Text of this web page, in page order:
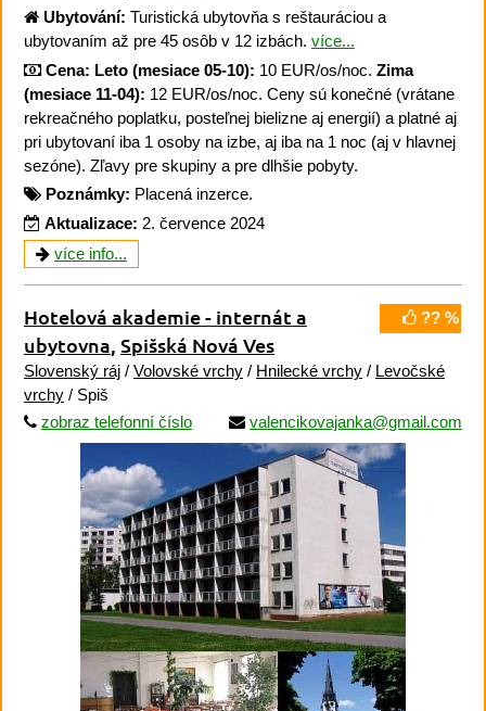
Ubytování: Turistická ubytovňa s reštauráciou a
ubytovaním až pre 45 osôb v 12 izbách. více...
Cena: Leto (mesiace 05-10): 10 EUR/os/noc. Zima
(mesiace 11-04): 12 EUR/os/noc. Ceny sú konečné (vrátane
rekreačného poplatku, posteľnej bielizne aj energií) a platné aj
pri ubytovaní iba 1 osoby na izbe, aj iba na 1 noc (aj v hlavnej
sezóne). Zľavy pre skupiny a pre dlhšie pobyty.
Poznámky: Placená inzerce.
Aktualizace: 2. července 2024
více info...
?? %
Hotelová akademie - internát a
ubytovna, Spišská Nová Ves
Slovenský ráj / Volovské vrchy / Hnilecké vrchy / Levočské
vrchy / Spiš
zobraz telefonní číslo
valencikovajanka@gmail.com